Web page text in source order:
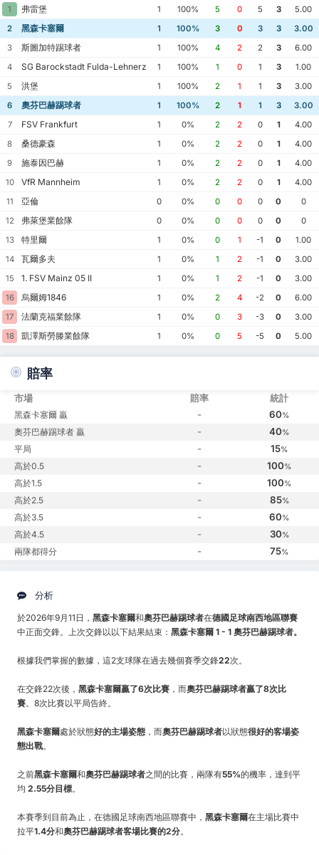
1 弗雷堡 1 100% 5 0 5 3
5.00
2
黑森卡塞爾 1 100% 3 0 3 3
3.00
3
斯圖加特踢球者 1 100% 4 2 2 3
6.00
4
SG Barockstadt Fulda-Lehnerz 1 100% 1 0 1 3
1.00
5
洪堡 1 100% 2 1 1 3
3.00
6
奧芬巴赫踢球者 1 100% 2 1 1 3
3.00
7
FSV Frankfurt 1 0% 2 2 0 1
4.00
8
桑德豪森 1 0% 2 2 0 1
4.00
9
施泰因巴赫 1 0% 2 2 0 1
4.00
10
VfR Mannheim 1 0% 2 2 0 1
4.00
11
亞倫 0 0% 0 0 0 0
0
12
弗萊堡業餘隊 0 0% 0 0 0 0
0
13
特里爾 1 0% 0 1 -1 0
1.00
14
瓦爾多夫 1 0% 1 2 -1 0
3.00
15
1. FSV Mainz 05 II 1 0% 1 2 -1 0
3.00
16
烏爾姆1846 1 0% 2 4 -2 0
6.00
17
法蘭克福業餘隊 1 0% 0 3 -3 0
3.00
18
凱澤斯勞滕業餘隊 1 0% 0 5 -5 0 5.00
賠率
市場 賠率 統計
黑森卡塞爾 贏 - 60%
奧芬巴赫踢球者 贏 - 40%
平局 - 15%
高於0.5 - 100%
高於1.5 - 100%
高於2.5 - 85%
高於3.5 - 60%
高於4.5 - 30%
兩隊都得分 - 75%
分析
於2026年9月11日， 黑森卡塞爾和奧芬巴赫踢球者在德國足球南西地區聯賽
中正面交鋒。上次交鋒以以下結果結束： 黑森卡塞爾 1 - 1 奧芬巴赫踢球者。
根據我們掌握的數據，這2支球隊在過去幾個賽季交鋒22次。
在交鋒22次後， 黑森卡塞爾贏了6次比賽 ，而奧芬巴赫踢球者贏了8次比
賽。8次比賽以平局告終。
黑森卡塞爾處於狀態好的主場姿態 ，而奧芬巴赫踢球者以狀態很好的客場姿
態出戰。
之前黑森卡塞爾和奧芬巴赫踢球者之間的比賽，兩隊有55%的機率，達到平
均 2.55分目標。
本賽季到目前為止，在德國足球南西地區聯賽中， 黑森卡塞爾在主場比賽中
拉平1.4分和奧芬巴赫踢球者客場比賽的2分。